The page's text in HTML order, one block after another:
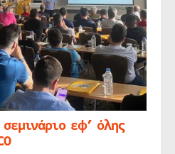
εφ’ όλης